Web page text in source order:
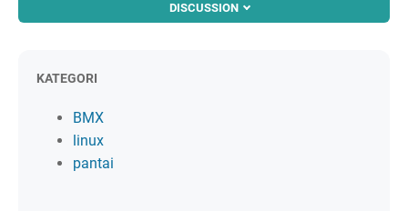
DISCUSSION
KATEGORI
BMX
linux
pantai